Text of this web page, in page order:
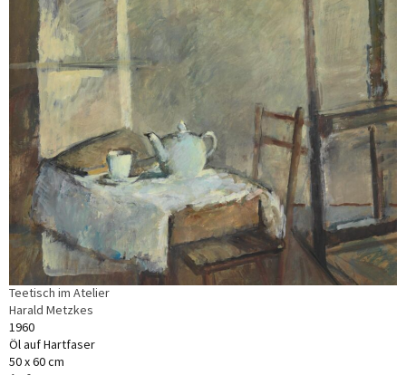
Teetisch im Atelier
Harald Metzkes
1960
Öl auf Hartfaser
50 x 60 cm